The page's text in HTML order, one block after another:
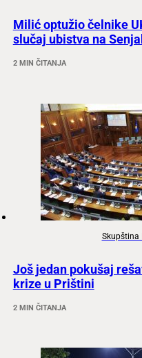
Milić optužio čelnike
slučaj ubistva na
2 MIN ČITANJA
Skupština
Još jedan pokušaj
krize u Prištini
2 MIN ČITANJA